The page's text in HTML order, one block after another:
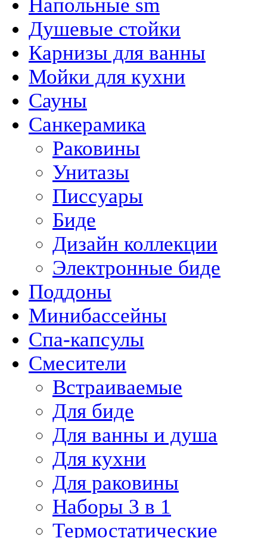
Напольные sm
Душевые стойки
Карнизы для ванны
Мойки для кухни
Сауны
Санкерамика
Раковины
Унитазы
Писсуары
Биде
Дизайн коллекции
Электронные биде
Поддоны
Минибассейны
Спа-капсулы
Смесители
Встраиваемые
Для биде
Для ванны и душа
Для кухни
Для раковины
Наборы 3 в 1
Термостатические